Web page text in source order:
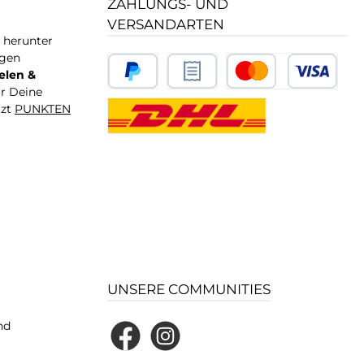
herunter
&
Deine
PUNKTEN
ZAHLUNGS- UND
VERSANDARTEN
UNSERE COMMUNITIES
FacebookInstagram